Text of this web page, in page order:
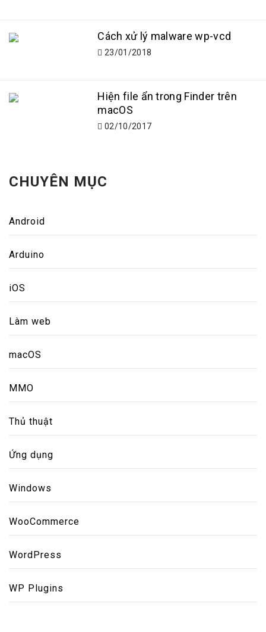
Cách xử lý malware wp-vcd
23/01/2018
Hiện file ẩn trong Finder trên
macOS
02/10/2017
CHUYÊN MỤC
Android
Arduino
iOS
Làm web
macOS
MMO
Thủ thuật
Ứng dụng
Windows
WooCommerce
WordPress
WP Plugins